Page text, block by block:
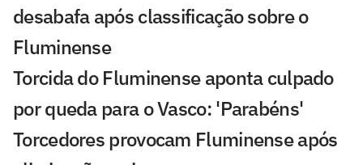
desabafa após classificação sobre o
Fluminense
Torcida do Fluminense aponta culpado
por queda para o Vasco: 'Parabéns'
Torcedores provocam Fluminense após